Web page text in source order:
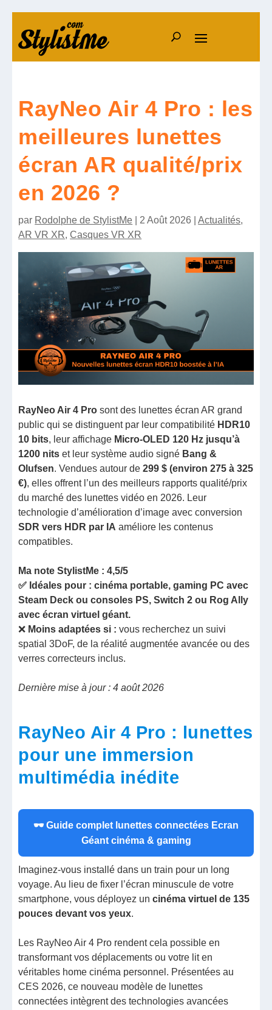
RayNeo Air 4 Pro : les
meilleures lunettes
écran AR qualité/prix
en 2026 ?
par Rodolphe de StylistMe 2 Août 2026 |Actualités,
AR VR XR,Casques VR XR
RayNeo Air 4 Pro sont des lunettes écran AR grand
public qui se distinguent par leur compatibilité HDR10
10 bits, leur affichage Micro-OLED 120 Hz jusqu’à
1200 nits et leur système audio signé Bang &
Olufsen. Vendues autour de299 $ (environ 275 à 325
€), elles offrent l’un des meilleurs rapports qualité/prix
du marché des lunettes vidéo en 2026. Leur
technologie d’amélioration d’image avec conversion
SDR vers HDR par IA améliore les contenus
compatibles.
Ma note StylistMe : 4,5/5
✅ Idéales pour : cinéma portable, gaming PC avec
Steam Deck ou consoles PS, Switch 2 ou Rog Ally
avec écran virtuel géant.
❌ Moins adaptées si : vous recherchez un suivi
spatial 3DoF, de la réalité augmentée avancée ou des
verres correcteurs inclus.
Dernière mise à jour : 4 août 2026
RayNeo Air 4 Pro : lunettes
pour une immersion
multimédia inédite
🕶 Guide complet lunettes connectées Ecran
Géant cinéma & gaming
Imaginez-vous installé dans un train pour un long
voyage. Au lieu de fixer l’écran minuscule de votre
smartphone, vous déployez un cinéma virtuel de 135
pouces devant vos yeux.
Les RayNeo Air 4 Pro rendent cela possible en
transformant vos déplacements ou votre lit en
véritables home cinéma personnel. Présentées au
CES 2026, ce nouveau modèle de lunettes
connectées intègrent des technologies avancées